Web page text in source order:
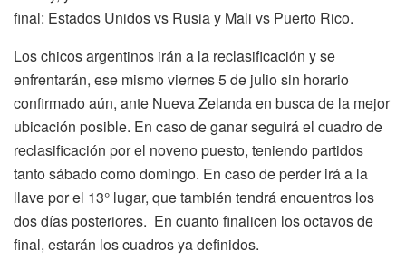
final: Estados Unidos vs Rusia y Mali vs Puerto Rico.
Los chicos argentinos irán a la reclasificación y se
enfrentarán, ese mismo viernes 5 de julio sin horario
confirmado aún, ante Nueva Zelanda en busca de la mejor
ubicación posible. En caso de ganar seguirá el cuadro de
reclasificación por el noveno puesto, teniendo partidos
tanto sábado como domingo. En caso de perder irá a la
llave por el 13° lugar, que también tendrá encuentros los
dos días posteriores. En cuanto finalicen los octavos de
final, estarán los cuadros ya definidos.